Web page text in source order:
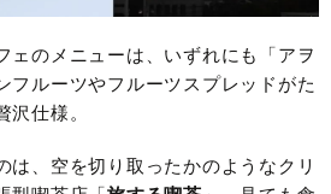
ェのメニューは、いずれにも「アヲ
フルーツやフルーツスプレッドがた
沢仕様。
は、空を切り取ったかのようなクリ